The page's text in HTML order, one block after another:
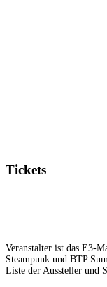
Tickets
Veranstalter ist das E3-
Steampunk und BTP
Liste der Aussteller und